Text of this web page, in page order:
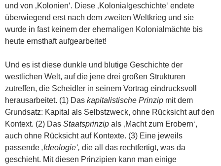
und von ‚Kolonien‘. Diese ‚Kolonialgeschichte‘ endete
überwiegend erst nach dem zweiten Weltkrieg und sie
wurde in fast keinem der ehemaligen Kolonialmächte bis
heute ernsthaft aufgearbeitet!
Und es ist diese dunkle und blutige Geschichte der
westlichen Welt, auf die jene drei großen Strukturen
zutreffen, die Scheidler in seinem Vortrag eindrucksvoll
herausarbeitet. (1) Das kapitalistische Prinzip mit dem
Grundsatz: Kapital als Selbstzweck, ohne Rücksicht auf den
Kontext. (2) Das Staatsprinzip als ‚Macht zum Erobern‘,
auch ohne Rücksicht auf Kontexte. (3) Eine jeweils
passende ‚Ideologie‘, die all das rechtfertigt, was da
geschieht. Mit diesen Prinzipien kann man einige